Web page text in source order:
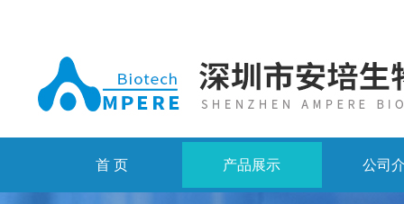
首 页 产品展示 公司